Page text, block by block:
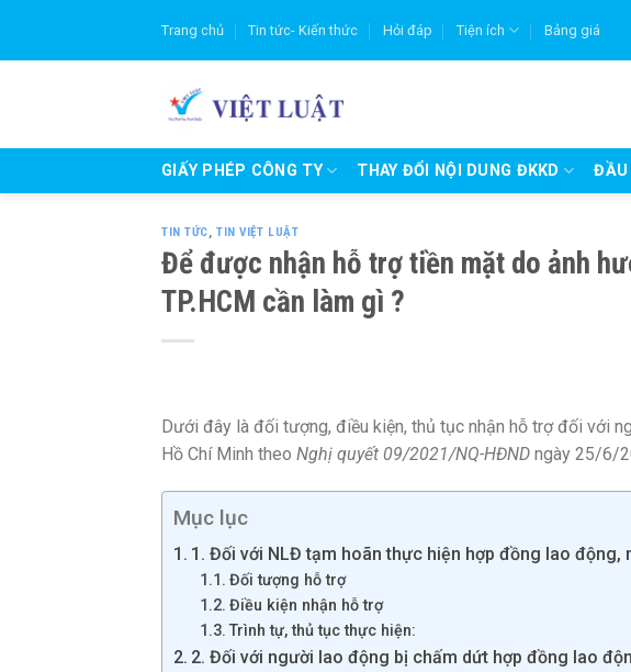
content
Trang chủ Tin tức- Kiến thức Hỏi đáp Tiện ích Bảng giá
GIẤY PHÉP CÔNG TY THAY ĐỔI NỘI DUNG ĐKKD ĐẦU
TIN TỨC,TIN VIỆT LUẬT
Để được nhận hỗ trợ tiền mặt do ảnh
TP.HCM cần làm gì ?
Dưới đây là đối tượng, điều kiện, thủ tục nhận hỗ trợ đối với
Hồ Chí Minh theo Nghị quyết 09/2021/NQ-HĐND ngày 25/6/
Mục lục
1. Đối với NLĐ tạm hoãn thực hiện hợp đồng lao
Đối tượng hỗ trợ
Điều kiện nhận hỗ trợ
Trình tự, thủ tục thực hiện:
2. Đối với người lao động bị chấm dứt hợp đồng lao